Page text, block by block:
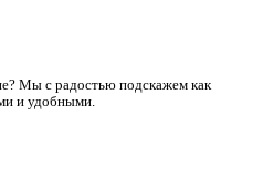
Мы с радостью подскажем как
и удобными.